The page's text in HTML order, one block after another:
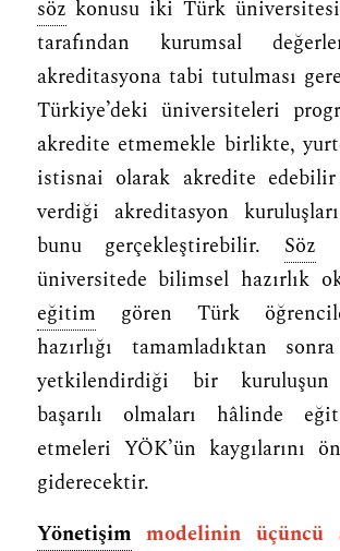
söz konusu iki Türk
tarafından kurumsal
akreditasyona tabi tutulması
Türkiye’deki üniversiteleri
akredite etmemekle birlikte,
istisnai olarak akredite
verdiği akreditasyon
bunu gerçekleştirebilir. Söz
üniversitede bilimsel hazırlık
eğitim gören Türk
hazırlığı tamamladıktan
yetkilendirdiği bir kuruluşun
başarılı olmaları hâlinde
etmeleri YÖK’ün kaygılarını
giderecektir.
Yönetişim modelinin üçüncü